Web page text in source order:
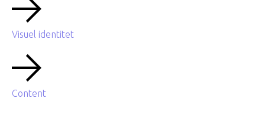
Visuel identitet
Content